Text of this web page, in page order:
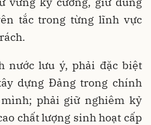
tắc trong từng lĩnh vực
nước lưu ý, phải đặc biệt
dựng Đảng trong chính
phải giữ nghiêm kỷ
chất lượng sinh hoạt cấp